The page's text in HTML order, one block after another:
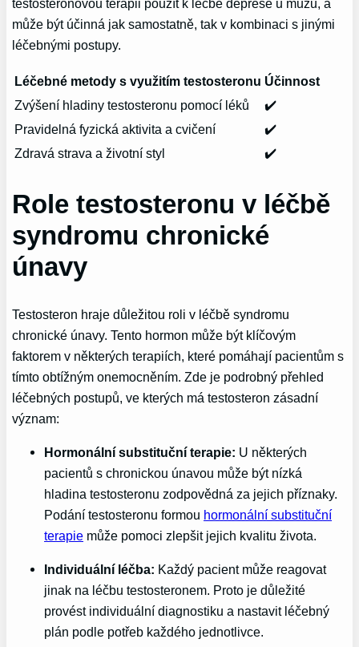
testosteronovou terapii použít k léčbě deprese u mužů, a
může být účinná jak samostatně, tak v kombinaci s jinými
léčebnými postupy.
Léčebné metody s využitím testosteronu Účinnost
Zvýšení hladiny testosteronu pomocí léků
✔️
Pravidelná fyzická aktivita a cvičení
✔️
Zdravá strava a životní styl
✔️
Role testosteronu v léčbě
syndromu chronické
únavy
Testosteron hraje důležitou roli v léčbě syndromu
chronické únavy. Tento hormon může být klíčovým
faktorem v některých terapiích, které pomáhají pacientům s
tímto obtížným onemocněním. Zde je podrobný přehled
léčebných postupů, ve kterých má testosteron zásadní
význam:
Hormonální substituční terapie: U některých
pacientů s chronickou únavou může být nízká
hladina testosteronu zodpovědná za jejich příznaky.
Podání testosteronu formou hormonální substituční
terapie může pomoci zlepšit jejich kvalitu života.
Individuální léčba: Každý pacient může reagovat
jinak na léčbu testosteronem. Proto je důležité
provést individuální diagnostiku a nastavit léčebný
plán podle potřeb každého jednotlivce.